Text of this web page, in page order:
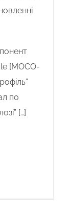
[MOCO-
по
[…]